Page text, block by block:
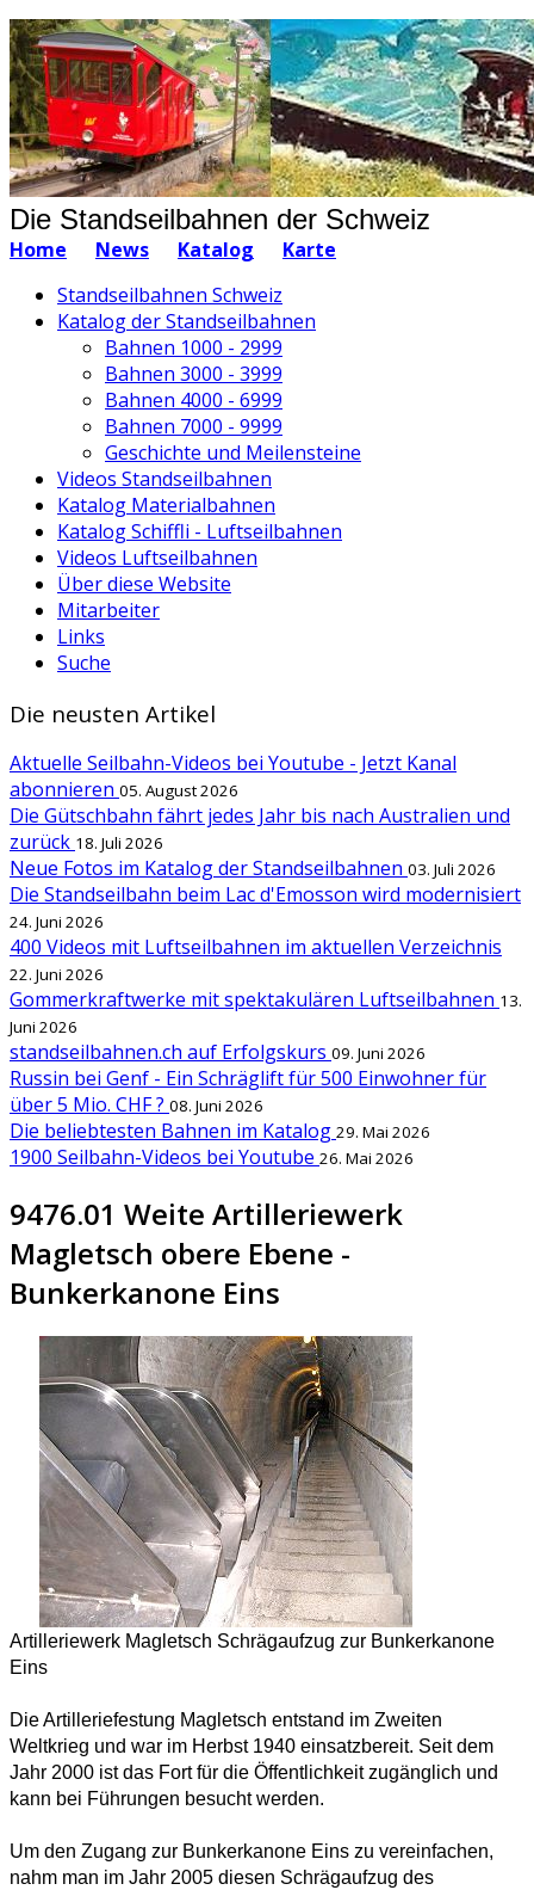
Die Standseilbahnen der Schweiz
Home News Katalog
Karte
Standseilbahnen Schweiz
Katalog der Standseilbahnen
Bahnen 1000 - 2999
Bahnen 3000 - 3999
Bahnen 4000 - 6999
Bahnen 7000 - 9999
Geschichte und Meilensteine
Videos Standseilbahnen
Katalog Materialbahnen
Katalog Schiffli - Luftseilbahnen
Videos Luftseilbahnen
Über diese Website
Mitarbeiter
Links
Suche
Die neusten Artikel
Aktuelle Seilbahn-Videos bei Youtube - Jetzt Kanal
abonnieren 05. August 2026
Die Gütschbahn fährt jedes Jahr bis nach Australien und
zurück 18. Juli 2026
Neue Fotos im Katalog der Standseilbahnen 03. Juli 2026
Die Standseilbahn beim Lac d'Emosson wird modernisiert
24. Juni 2026
400 Videos mit Luftseilbahnen im aktuellen Verzeichnis
22. Juni 2026
Gommerkraftwerke mit spektakulären Luftseilbahnen 13.
Juni 2026
standseilbahnen.ch auf Erfolgskurs 09. Juni 2026
Russin bei Genf - Ein Schräglift für 500 Einwohner für
über 5 Mio. CHF ? 08. Juni 2026
Die beliebtesten Bahnen im Katalog 29. Mai 2026
1900 Seilbahn-Videos bei Youtube 26. Mai 2026
9476.01 Weite Artilleriewerk
Magletsch obere Ebene -
Bunkerkanone Eins
Artilleriewerk Magletsch Schrägaufzug zur Bunkerkanone
Eins
Die Artilleriefestung Magletsch entstand im Zweiten
Weltkrieg und war im Herbst 1940 einsatzbereit. Seit dem
Jahr 2000 ist das Fort für die Öffentlichkeit zugänglich und
kann bei Führungen besucht werden.
Um den Zugang zur Bunkerkanone Eins zu vereinfachen,
nahm man im Jahr 2005 diesen Schrägaufzug des